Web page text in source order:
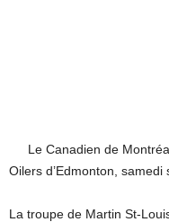
Le Canadien de
Oilers d’Edmonton, samedi
La troupe de Martin St-